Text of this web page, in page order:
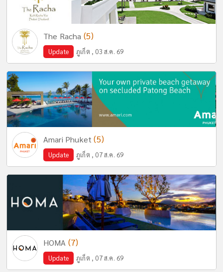
The Racha (5)
Update ภูเก็ต , 03 ส.ค. 69
Amari Phuket(5)
Update ภูเก็ต , 07 ส.ค. 69
HOMA (7)
Update ภูเก็ต , 07 ส.ค. 69